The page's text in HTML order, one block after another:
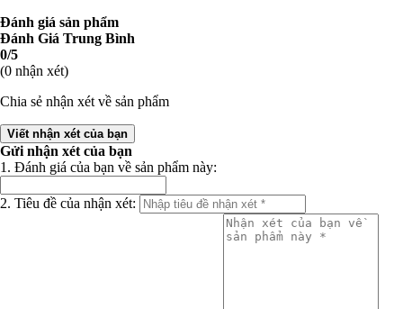
Đánh giá sản phẩm
Đánh Giá Trung Bình
0/5
(0 nhận xét)
Chia sẻ nhận xét về sản phẩm
Viết nhận xét của bạn
Gửi nhận xét của bạn
1. Đánh giá của bạn về sản phẩm này:
2. Tiêu đề của nhận xét: